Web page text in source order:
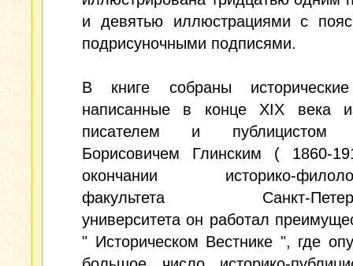
и девятью иллюстрациями с
подрисуночными подписями.
В книге собраны
написанные в конце XIX века
писателем и публицистом
Борисовичем Глинским ( 1860-
окончании историко-
факультета Санкт-
университета он работал
" Историческом Вестнике ", где